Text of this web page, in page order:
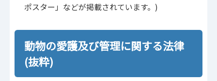
ポスター」などが掲載されています。)
動物の愛護及び管理に関する法律
(抜粋)